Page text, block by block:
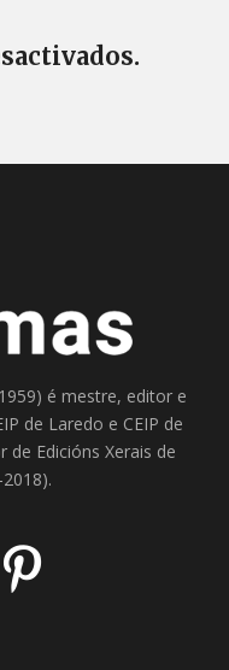
é mestre, editor e
de Laredo e CEIP de
de Edicións Xerais de